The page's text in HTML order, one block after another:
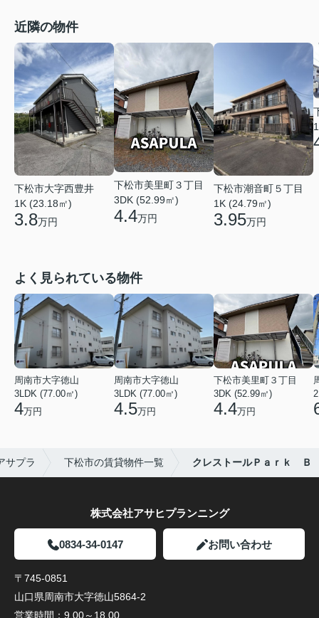
近隣の物件
下松市大字西豊井
1K (23.18㎡)
3.8万円
下松市美里町３丁目
3DK (52.99㎡)
4.4万円
下松市潮音町５丁目
1K (24.79㎡)
3.95万円
よく見られている物件
周南市大字徳山
3LDK (77.00㎡)
4万円
周南市大字徳山
3LDK (77.00㎡)
4.5万円
下松市美里町３丁目
3DK (52.99㎡)
4.4万円
サプラ 下松市の賃貸物件一覧 クレストールＰａｒｋ Ｂ
株式会社アサヒプランニング
0834-34-0147 お問い合わせ
〒745-0851
山口県周南市大字徳山5864-2
営業時間： 9.00～18.00